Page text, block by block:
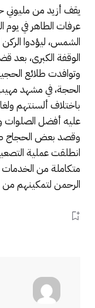
يقف أزيد من
عرفات الطاهر في
الشمس، ليؤدوا
الوقفة الكبرى، بعد
وتوافدت طلائع
الحجة، في مشهد
باختلاف ألسنتهم
عليه أفضل الصلوات
وقصد بعض الحجاج
انطلقت عملية
متكاملة من الخدمات
الرحمن لتمكينهم